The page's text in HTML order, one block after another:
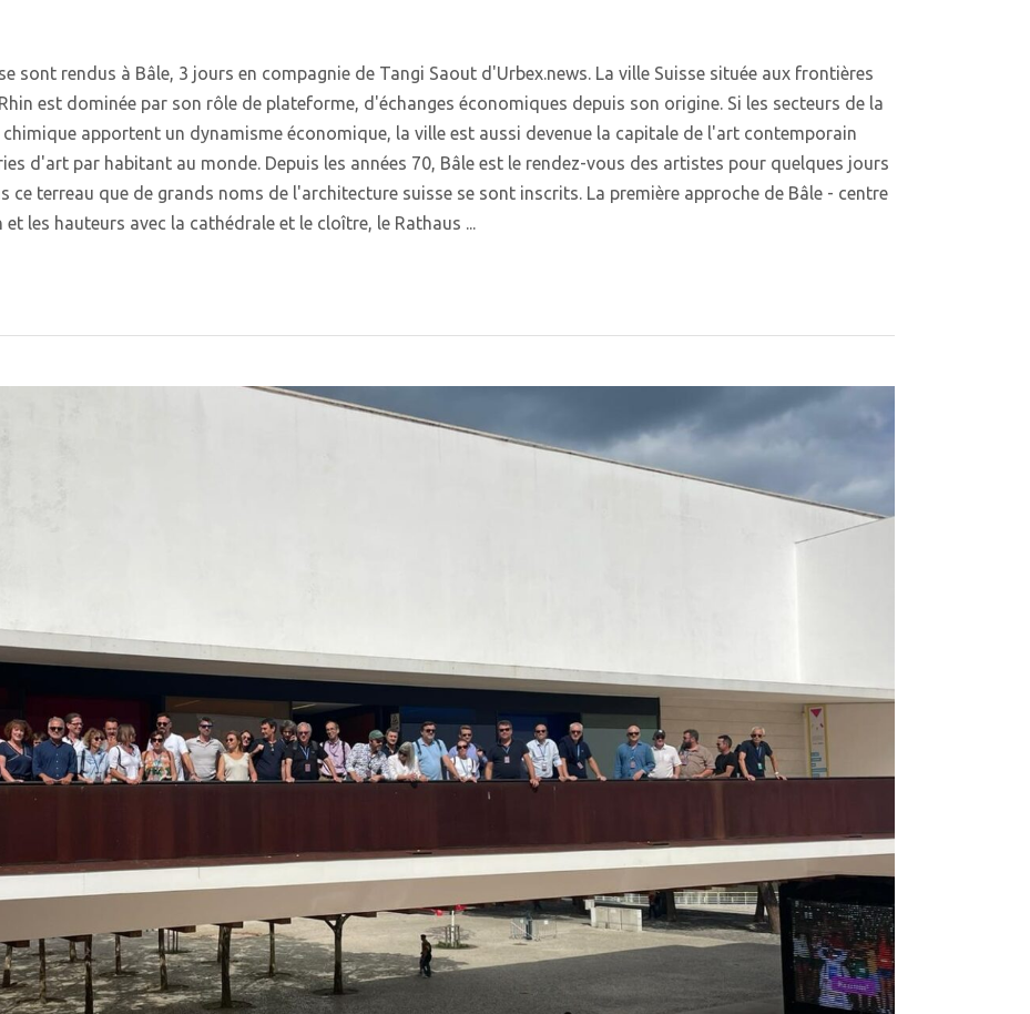
sont rendus à Bâle, 3 jours en compagnie de Tangi Saout d'Urbex.news. La ville Suisse située aux frontières
est dominée par son rôle de plateforme, d'échanges économiques depuis son origine. Si les secteurs de la
apportent un dynamisme économique, la ville est aussi devenue la capitale de l'art contemporain
d'art par habitant au monde. Depuis les années 70, Bâle est le rendez-vous des artistes pour quelques jours
ce terreau que de grands noms de l'architecture suisse se sont inscrits. La première approche de Bâle - centre
les hauteurs avec la cathédrale et le cloître, le Rathaus ...